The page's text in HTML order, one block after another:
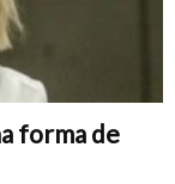
forma de